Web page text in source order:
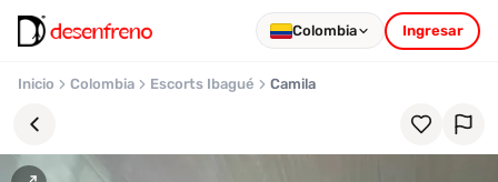
Colombia Ingresar
Inicio Colombia Escorts Ibagué Camila